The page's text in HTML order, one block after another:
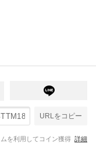
URLをコピー
を利用してコイン獲得 詳細